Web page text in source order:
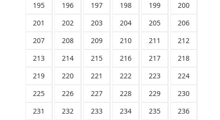
195
196 197 198 199
200
201
202 203 204 205
206
207
208 209 210 211
212
213
214 215 216 217
218
219
220 221 222 223
224
225
226 227 228 229
230
231
232 233 234 235
236